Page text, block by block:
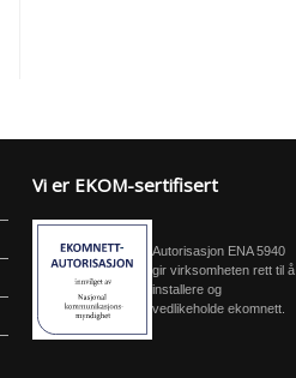
Vi er EKOM-sertifisert
Autorisasjon ENA 5940
gir virksomheten rett til å
installere og
vedlikeholde ekomnett.